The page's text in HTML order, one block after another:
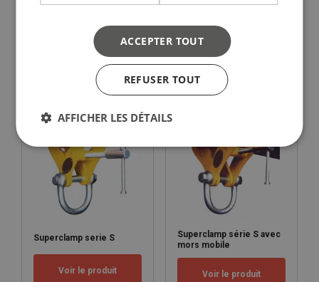
Voir le produit
RMBCV avec mors mobile
Voir le produit
Superclamp serie S
Voir le produit
Superclamp série S avec
mors mobile
Voir le produit
ACCEPTER TOUT
REFUSER TOUT
AFFICHER LES DÉTAILS